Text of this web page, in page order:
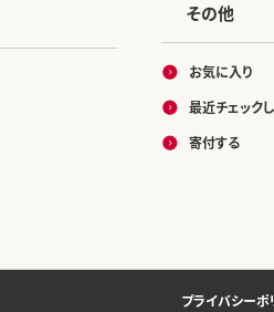
その他
お気に入り
最近チェック
寄付する
プライバシーポ